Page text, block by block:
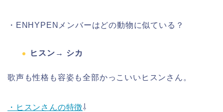
・ENHYPENメンバーはどの動物に似ている？
ヒスン→ シカ
歌声も性格 も容姿も全部かっこいい ヒスンさん。
・ヒスンさんの特徴⇩